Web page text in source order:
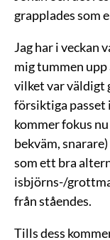
grapplades som
Jag har i veckan
mig tummen
vilket var väldigt
försiktiga passet
kommer fokus
bekväm,
som ett bra
isbjörns-/
från ståendes.
Tills dess